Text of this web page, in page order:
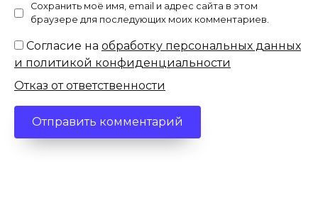
Сохранить моё имя, email и адрес сайта в этом
браузере для последующих моих комментариев.
Согласие на обработку персональных данных
и политикой конфиденциальности
Отказ от ответственности